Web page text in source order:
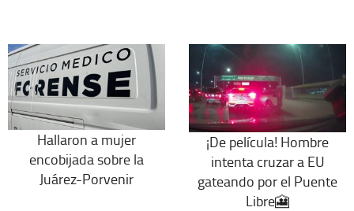
Hallaron a mujer
encobijada sobre la
Juárez-Porvenir
¡De película! Hombre
intenta cruzar a EU
gateando por el Puente
Libre🎦